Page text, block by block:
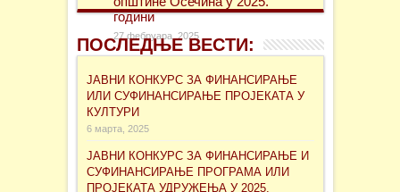
години
27 фебруара, 2025
ПОСЛЕДЊЕ ВЕСТИ:
ЈАВНИ КОНКУРС ЗА ФИНАНСИРАЊЕ
ИЛИ СУФИНАНСИРАЊЕ ПРОЈЕКАТА У
КУЛТУРИ
6 марта, 2025
ЈАВНИ КОНКУРС ЗА ФИНАНСИРАЊЕ И
СУФИНАНСИРАЊЕ ПРОГРАМА ИЛИ
ПРОЈЕКАТА УДРУЖЕЊА У 2025.